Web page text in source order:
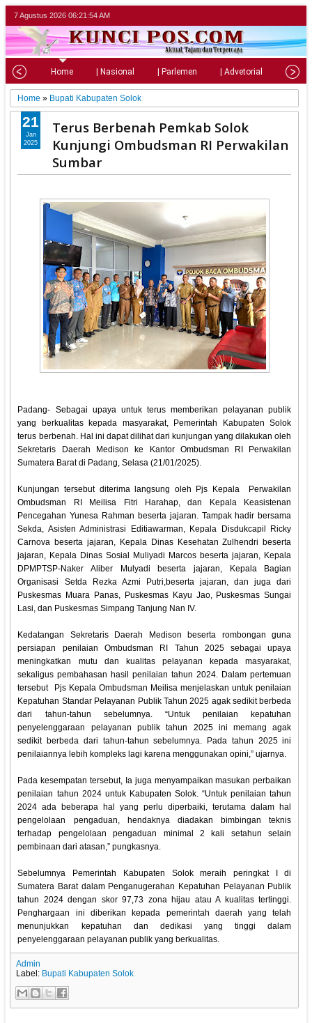
7 Agustus 2026 06:21:55 AM
Home | Nasional | Parlemen | Advetorial |
Home » Bupati Kabupaten Solok
Terus Berbenah Pemkab Solok
Kunjungi Ombudsman RI Perwakilan
Sumbar
Padang- Sebagai upaya untuk terus memberikan pelayanan publik
yang berkualitas kepada masyarakat, Pemerintah Kabupaten Solok
terus berbenah. Hal ini dapat dilihat dari kunjungan yang dilakukan oleh
Sekretaris Daerah Medison ke Kantor Ombudsman RI Perwakilan
Sumatera Barat di Padang, Selasa (21/01/2025).
Kunjungan tersebut diterima langsung oleh Pjs Kepala Perwakilan
Ombudsman RI Meilisa Fitri Harahap, dan Kepala Keasistenan
Pencegahan Yunesa Rahman beserta jajaran. Tampak hadir bersama
Sekda, Asisten Administrasi Editiawarman, Kepala Disdukcapil Ricky
Carnova beserta jajaran, Kepala Dinas Kesehatan Zulhendri beserta
jajaran, Kepala Dinas Sosial Muliyadi Marcos beserta jajaran, Kepala
DPMPTSP-Naker Aliber Mulyadi beserta jajaran, Kepala Bagian
Organisasi Setda Rezka Azmi Putri,beserta jajaran, dan juga dari
Puskesmas Muara Panas, Puskesmas Kayu Jao, Puskesmas Sungai
Lasi, dan Puskesmas Simpang Tanjung Nan IV.
Kedatangan Sekretaris Daerah Medison beserta rombongan guna
persiapan penilaian Ombudsman RI Tahun 2025 sebagai upaya
meningkatkan mutu dan kualitas pelayanan kepada masyarakat,
sekaligus pembahasan hasil penilaian tahun 2024. Dalam pertemuan
tersebut Pjs Kepala Ombudsman Meilisa menjelaskan untuk penilaian
Kepatuhan Standar Pelayanan Publik Tahun 2025 agak sedikit berbeda
dari tahun-tahun sebelumnya. “Untuk penilaian kepatuhan
penyelenggaraan pelayanan publik tahun 2025 ini memang agak
sedikit berbeda dari tahun-tahun sebelumnya. Pada tahun 2025 ini
penilaiannya lebih kompleks lagi karena menggunakan opini,” ujarnya.
Pada kesempatan tersebut, Ia juga menyampaikan masukan perbaikan
penilaian tahun 2024 untuk Kabupaten Solok. “Untuk penilaian tahun
2024 ada beberapa hal yang perlu diperbaiki, terutama dalam hal
pengelolaan pengaduan, hendaknya diadakan bimbingan teknis
terhadap pengelolaan pengaduan minimal 2 kali setahun selain
pembinaan dari atasan,” pungkasnya.
Sebelumnya Pemerintah Kabupaten Solok meraih peringkat I di
Sumatera Barat dalam Penganugerahan Kepatuhan Pelayanan Publik
tahun 2024 dengan skor 97,73 zona hijau atau A kualitas tertinggi.
Penghargaan ini diberikan kepada pemerintah daerah yang telah
menunjukkan kepatuhan dan dedikasi yang tinggi dalam
penyelenggaraan pelayanan publik yang berkualitas.
21
Jan
2025
Admin
Label: Bupati Kabupaten Solok